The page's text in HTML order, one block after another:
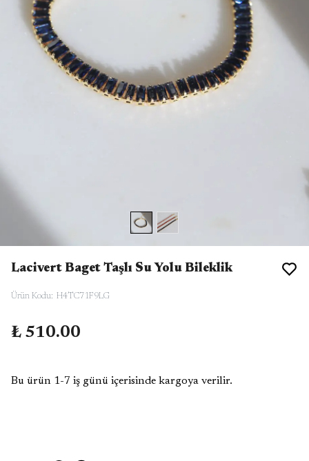
Lacivert Baget Taşlı Su Yolu Bileklik
Ürün Kodu: H4TC71F9LG
₺ 510.00
Bu ürün 1-7 iş günü içerisinde kargoya verilir.